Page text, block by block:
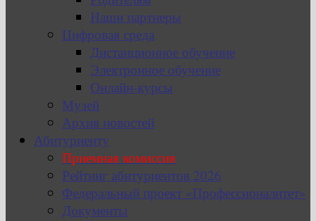
Наши партнеры
Цифровая среда
Дистанционное обучение
Электронное обучение
Онлайн-курсы
Музей
Архив новостей
Абитуриенту
Приемная комиссия
Рейтинг абитуриентов 2026
Федеральный проект «Профессионалитет»
Документы